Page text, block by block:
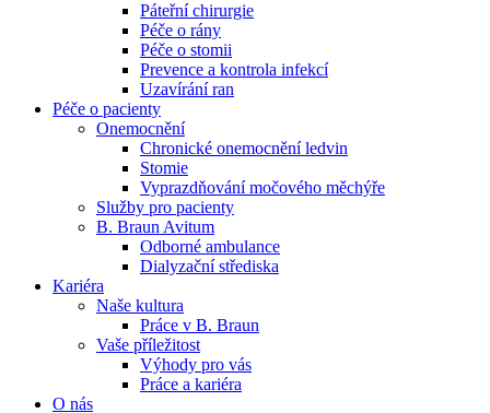
Páteřní chirurgie
Péče o rány
Péče o stomii
Prevence a kontrola infekcí
Uzavírání ran
Péče o pacienty
Onemocnění
Chronické onemocnění ledvin
Stomie
Vyprazdňování močového měchýře
Služby pro pacienty
B. Braun Avitum
Odborné ambulance
Dialyzační střediska
Kariéra
Naše kultura
Práce v B. Braun
Vaše příležitost​
Výhody pro vás
Práce a kariéra
O nás